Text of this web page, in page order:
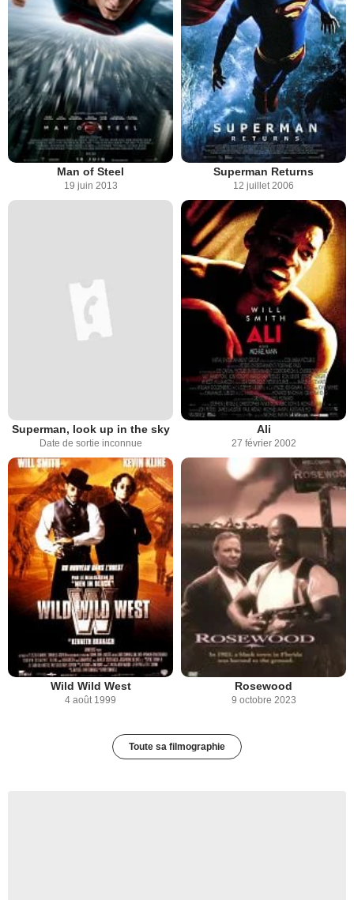
Man of Steel
19 juin 2013
Superman Returns
12 juillet 2006
Superman, look up in the sky
Date de sortie inconnue
Ali
27 février 2002
Wild Wild West
4 août 1999
Rosewood
9 octobre 2023
Toute sa filmographie